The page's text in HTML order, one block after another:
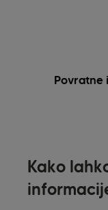
Povratne
Kako